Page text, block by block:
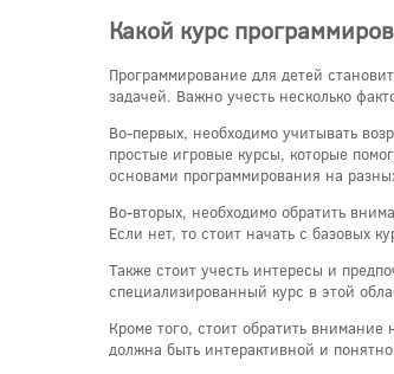
Какой курс
Программирование для детей
задачей. Важно учесть несколько
Во-первых, необходимо учитывать
простые игровые курсы, которые
основами программирования на
Во-вторых, необходимо обратить
Если нет, то стоит начать с базовых
Также стоит учесть интересы и
специализированный курс в этой
Кроме того, стоит обратить
должна быть интерактивной и